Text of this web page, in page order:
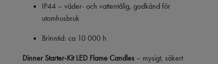
IP44 – väder- och vattentålig, godkänd för
utomhusbruk
Brinntid: ca 10 000 h
Dinner Starter-Kit LED Flame Candles – mysigt, säkert